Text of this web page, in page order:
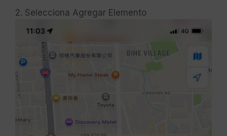
2. Selecciona Agregar Elemento